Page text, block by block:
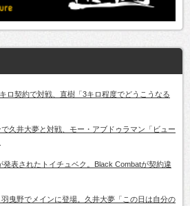
ロ契約で対戦、直樹「3キロ程度でどうこうなる
で久井大夢と対戦、モー・アブドゥラマン「ビュー
発表されたトイチュベク。Black Combatが契約違
羽曳野でメインに登場。久井大夢「この日は自分の